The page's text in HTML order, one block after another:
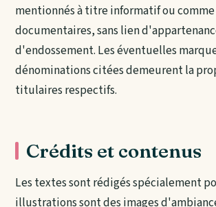
mentionnés à titre informatif ou
documentaires, sans lien
d'endossement. Les éventuelles
dénominations citées demeurent la
titulaires respectifs.
Crédits et contenus
Les textes sont rédigés spécialement
illustrations sont des images